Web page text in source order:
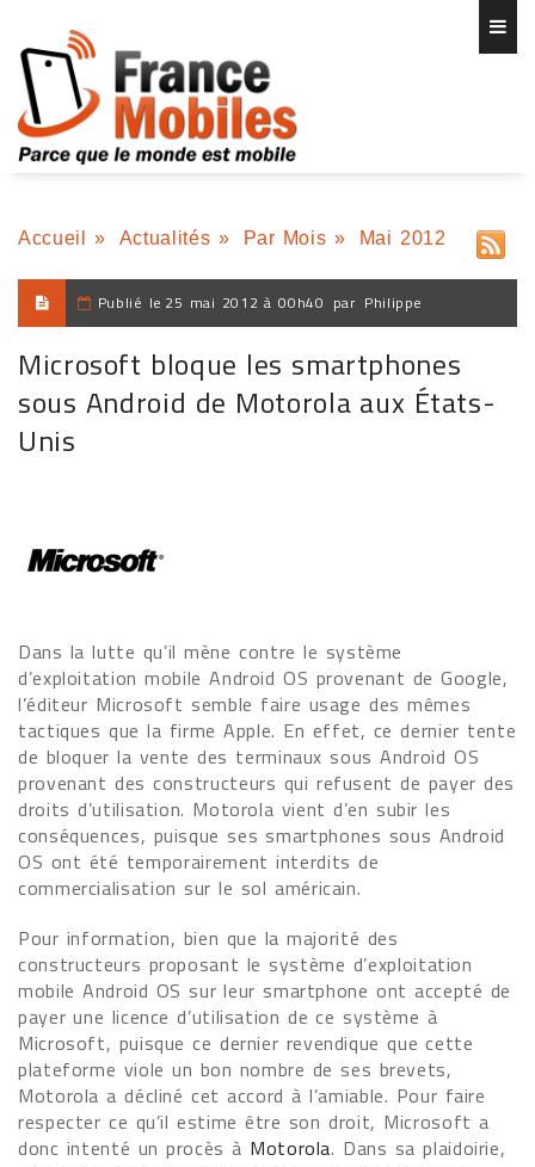
Accueil » Actualités » Par Mois » Mai 2012
Publié le 25 mai 2012 à 00h40 par Philippe
Microsoft bloque les smartphones
sous Android de Motorola aux États-
Unis
Dans la lutte qu’il mène contre le système
d’exploitation mobile Android OS provenant de Google,
l’éditeur Microsoft semble faire usage des mêmes
tactiques que la firme Apple. En effet, ce dernier tente
de bloquer la vente des terminaux sous Android OS
provenant des constructeurs qui refusent de payer des
droits d’utilisation. Motorola vient d’en subir les
conséquences, puisque ses smartphones sous Android
OS ont été temporairement interdits de
commercialisation sur le sol américain.
Pour information, bien que la majorité des
constructeurs proposant le système d’exploitation
mobile Android OS sur leur smartphone ont accepté de
payer une licence d’utilisation de ce système à
Microsoft, puisque ce dernier revendique que cette
plateforme viole un bon nombre de ses brevets,
Motorola a décliné cet accord à l’amiable. Pour faire
respecter ce qu’il estime être son droit, Microsoft a
donc intenté un procès à Motorola. Dans sa plaidoirie,